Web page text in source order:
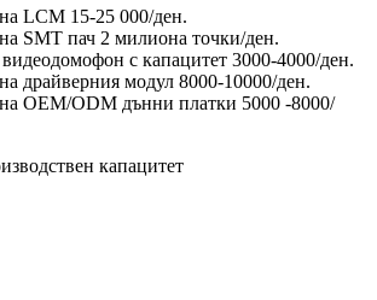
LCM 15-25 000/ден.
SMT пач 2 милиона точки/ден.
с капацитет 3000-4000/ден.
драйверния модул 8000-10000/ден.
OEM/ODM дънни платки 5000 -8000/